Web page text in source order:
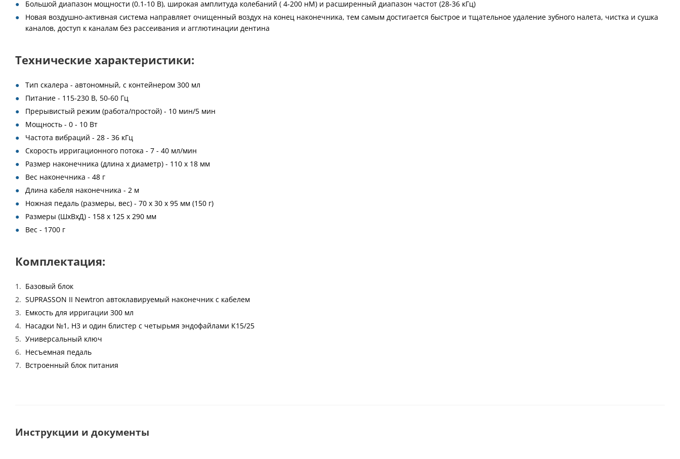
Большой диапазон мощности (0.1-10 В), широкая амплитуда колебаний ( 4-200 нМ) и расширенный диапазон частот (28-36 кГц)
Новая воздушно-активная система направляет очищенный воздух на конец наконечника, тем самым достигается быстрое и тщательное удаление зубного налета, чистка и сушка
каналов, доступ к каналам без рассеивания и агглютинации дентина
Технические характеристики:
Тип скалера - автономный, с контейнером 300 мл
Питание - 115-230 В, 50-60 Гц
Прерывистый режим (работа/простой) - 10 мин/5 мин
Мощность - 0 - 10 Вт
Частота вибраций - 28 - 36 кГц
Скорость ирригационного потока - 7 - 40 мл/мин
Размер наконечника (длина х диаметр) - 110 х 18 мм
Вес наконечника - 48 г
Длина кабеля наконечника - 2 м
Ножная педаль (размеры, вес) - 70 x 30 x 95 мм (150 г)
Размеры (ШxВxД) - 158 х 125 х 290 мм
Вес - 1700 г
Комплектация:
Базовый блок
SUPRASSON II Newtron автоклавируемый наконечник с кабелем
Емкость для ирригации 300 мл
Насадки №1, H3 и один блистер с четырьмя эндофайлами К15/25
Универсальный ключ
Несъемная педаль
Встроенный блок питания
Инструкции и документы